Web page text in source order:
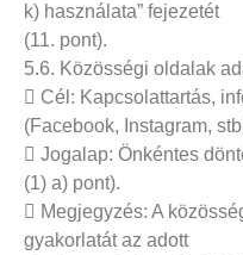
k) használata” fejezetét
(11. pont).
5.6. Közösségi oldalak
 Cél: Kapcsolattartás,
(Facebook, Instagram,
 Jogalap: Önkéntes
(1) a) pont).
 Megjegyzés: A
gyakorlatát az adott